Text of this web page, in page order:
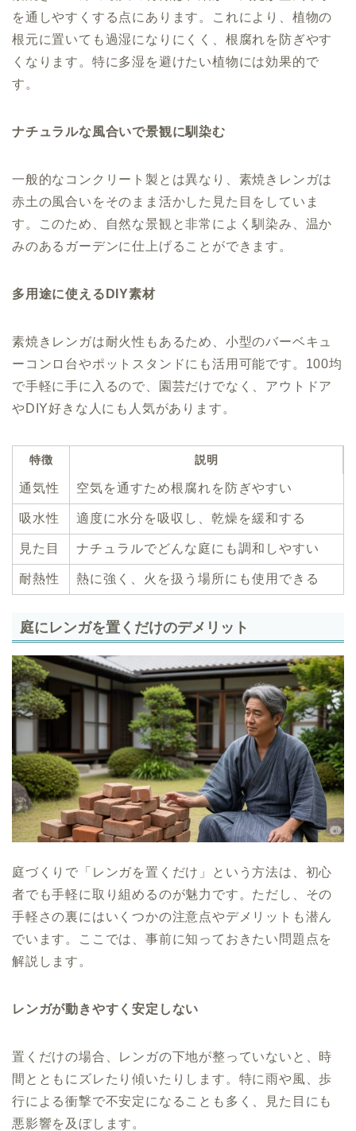
を通しやすくする点にあります。これにより、植物の
根元に置いても過湿になりにくく、根腐れを防ぎやす
くなります。特に多湿を避けたい植物には効果的で
す。
ナチュラルな風合いで景観に馴染む
一般的なコンクリート製とは異なり、素焼きレンガは
赤土の風合いをそのまま活かした見た目をしていま
す。このため、自然な景観と非常によく馴染み、温か
みのあるガーデンに仕上げることができます。
多用途に使えるDIY素材
素焼きレンガは耐火性もあるため、小型のバーベキュ
ーコンロ台やポットスタンドにも活用可能です。100均
で手軽に手に入るので、園芸だけでなく、アウトドア
やDIY好きな人にも人気があります。
特徴 説明
通気性 空気を通すため根腐れを防ぎやすい
吸水性 適度に水分を吸収し、乾燥を緩和する
見た目 ナチュラルでどんな庭にも調和しやすい
耐熱性 熱に強く、火を扱う場所にも使用できる
庭にレンガを置くだけのデメリット
庭づくりで「レンガを置くだけ」という方法は、初心
者でも手軽に取り組めるのが魅力です。ただし、その
手軽さの裏にはいくつかの注意点やデメリットも潜ん
でいます。ここでは、事前に知っておきたい問題点を
解説します。
レンガが動きやすく安定しない
置くだけの場合、レンガの下地が整っていないと、時
間とともにズレたり傾いたりします。特に雨や風、歩
行による衝撃で不安定になることも多く、見た目にも
悪影響を及ぼします。